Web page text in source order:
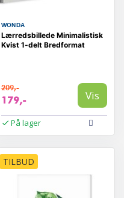
WONDA
Lærredsbillede Minimalistisk
Kvist 1-delt Bredformat
209,-
179,- Vis
På lager
TILBUD